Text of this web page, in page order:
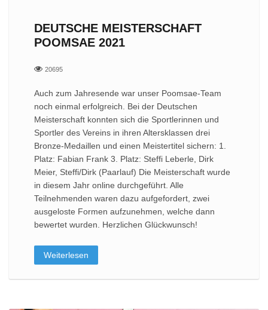
DEUTSCHE MEISTERSCHAFT
POOMSAE 2021
20695
Auch zum Jahresende war unser Poomsae-Team
noch einmal erfolgreich. Bei der Deutschen
Meisterschaft konnten sich die Sportlerinnen und
Sportler des Vereins in ihren Altersklassen drei
Bronze-Medaillen und einen Meistertitel sichern: 1.
Platz: Fabian Frank 3. Platz: Steffi Leberle, Dirk
Meier, Steffi/Dirk (Paarlauf) Die Meisterschaft wurde
in diesem Jahr online durchgeführt. Alle
Teilnehmenden waren dazu aufgefordert, zwei
ausgeloste Formen aufzunehmen, welche dann
bewertet wurden. Herzlichen Glückwunsch!
Weiterlesen